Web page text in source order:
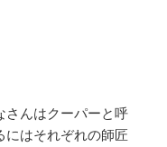
さんはクーパーと呼
にはそれぞれの師匠